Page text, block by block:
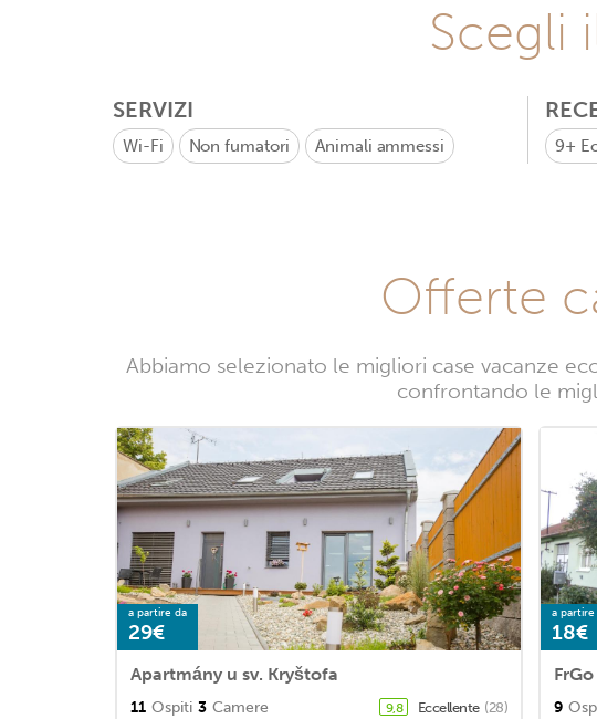
Scegli
SERVIZI
Wi-Fi Non fumatori Animali ammessi 9+
Offerte
Abbiamo selezionato le migliori case vacanze
confrontando le
a partire da
29€
Apartmány u sv. Kryštofa
11 Ospiti 3 Camere 9,8 Eccellente (28)
a partire
18€
9